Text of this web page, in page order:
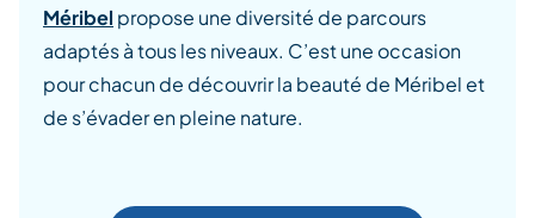
Méribel propose une diversité de parcours
adaptés à tous les niveaux. C’est une occasion
pour chacun de découvrir la beauté de Méribel et
de s’évader en pleine nature.